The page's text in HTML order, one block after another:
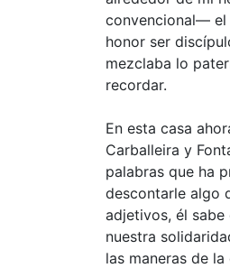
convencional— el
honor ser
mezclaba lo
recordar.
En esta casa
Carballeira y
palabras que ha
descontarle algo
adjetivos, él
nuestra
las maneras de